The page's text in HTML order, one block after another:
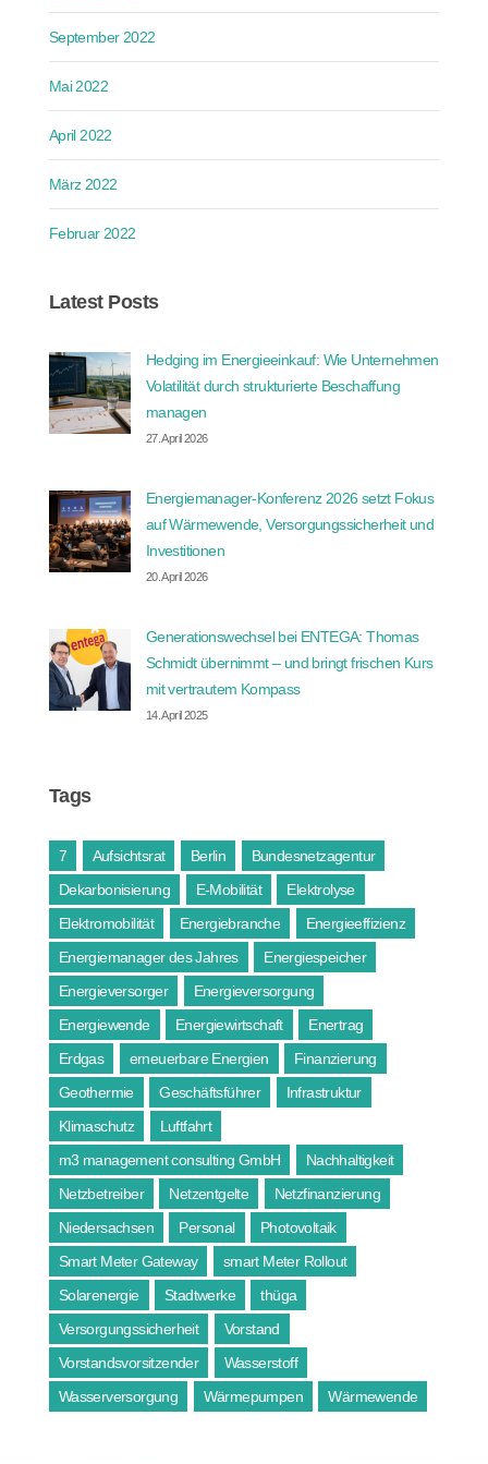
September 2022
Mai 2022
April 2022
März 2022
Februar 2022
Latest Posts
Hedging im Energieeinkauf: Wie Unternehmen
Volatilität durch strukturierte Beschaffung
managen
27. April 2026
Energiemanager-Konferenz 2026 setzt Fokus
auf Wärmewende, Versorgungssicherheit und
Investitionen
20. April 2026
Generationswechsel bei ENTEGA: Thomas
Schmidt übernimmt – und bringt frischen Kurs
mit vertrautem Kompass
14. April 2025
Tags
7 Aufsichtsrat Berlin
Bundesnetzagentur
Dekarbonisierung
E-Mobilität
Elektrolyse
Elektromobilität
Energiebranche
Energieeffizienz
Energiemanager des Jahres
Energiespeicher
Energieversorger
Energieversorgung
Energiewende
Energiewirtschaft
Enertrag
Erdgas
erneuerbare Energien
Finanzierung
Geothermie
Geschäftsführer
Infrastruktur
Klimaschutz
Luftfahrt
m3 management consulting GmbH
Nachhaltigkeit
Netzbetreiber
Netzentgelte
Netzfinanzierung
Niedersachsen
Personal
Photovoltaik
Smart Meter Gateway
smart Meter Rollout
Solarenergie
Stadtwerke
thüga
Versorgungssicherheit
Vorstand
Vorstandsvorsitzender
Wasserstoff
Wasserversorgung
Wärmepumpen Wärmewende